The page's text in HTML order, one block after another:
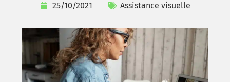
25/10/2021 Assistance visuelle